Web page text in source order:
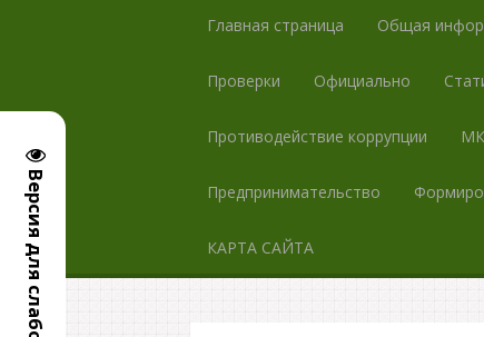
Главная страница Общая
Проверки Официально
Противодействие коррупции
Предпринимательство
КАРТА САЙТА